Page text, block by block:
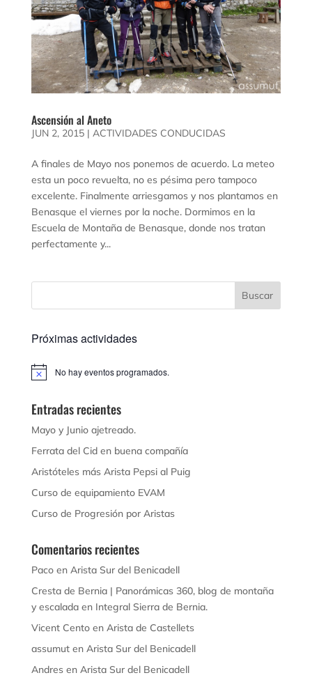
Ascensión al Aneto
JUN 2, 2015| ACTIVIDADES CONDUCIDAS
A finales de Mayo nos ponemos de acuerdo. La meteo
esta un poco revuelta, no es pésima pero tampoco
excelente. Finalmente arriesgamos y nos plantamos en
Benasque el viernes por la noche. Dormimos en la
Escuela de Montaña de Benasque, donde nos tratan
perfectamente y...
Próximas actividades
Aviso No hay eventos programados.
Entradas recientes
Mayo y Junio ajetreado.
Ferrata del Cid en buena compañía
Aristóteles más Arista Pepsi al Puig
Curso de equipamiento EVAM
Curso de Progresión por Aristas
Comentarios recientes
Pacoen Arista Sur del Benicadell
Cresta de Bernia | Panorámicas 360, blog de montaña
y escaladaen Integral Sierra de Bernia.
Vicent Centoen Arista de Castellets
assumuten Arista Sur del Benicadell
Andresen Arista Sur del Benicadell